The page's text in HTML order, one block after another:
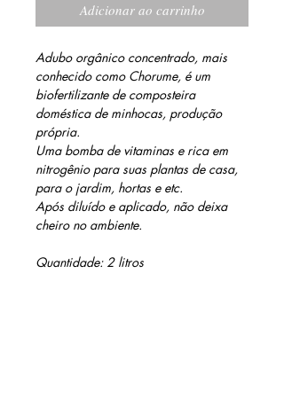
Adicionar ao carrinho
Adubo orgânico concentrado, mais
conhecido como Chorume, é um
biofertilizante de composteira
doméstica de minhocas, produção
própria.
Uma bomba de vitaminas e rica em
nitrogênio para suas plantas de casa,
para o jardim, hortas e etc.
Após diluído e aplicado, não deixa
cheiro no ambiente.
Quantidade: 2 litros